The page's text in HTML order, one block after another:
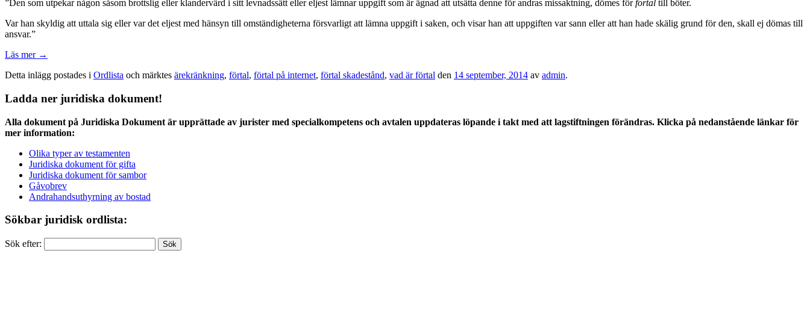
”Den som utpekar någon såsom brottslig eller klandervärd i sitt levnadssätt eller eljest lämnar uppgift som är ägnad att utsätta denne för andras missaktning, dömes förförtal till böter.
Var han skyldig att uttala sig eller var det eljest med hänsyn till omständigheterna försvarligt att lämna uppgift i saken, och visar han att uppgiften var sann eller att han hade skälig grund för den, skall ej dömas till
ansvar.”
Läs mer →
Detta inlägg postades i Ordlista och märktes ärekränkning, förtal, förtal på internet, förtal skadestånd, vad är förtal den 14 september, 2014 av admin.
Ladda ner juridiska dokument!
Alla dokument på Juridiska Dokument är upprättade av jurister med specialkompetens och avtalen uppdateras löpande i takt med att lagstiftningen förändras. Klicka på nedanstående länkar för
mer information:
Olika typer av testamenten
Juridiska dokument för gifta
Juridiska dokument för sambor
Gåvobrev
Andrahandsuthyrning av bostad
Sökbar juridisk ordlista:
Sök efter: